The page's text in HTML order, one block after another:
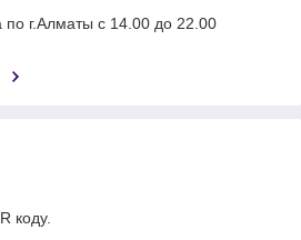
по г.Алматы с 14.00 до 22.00
коду.